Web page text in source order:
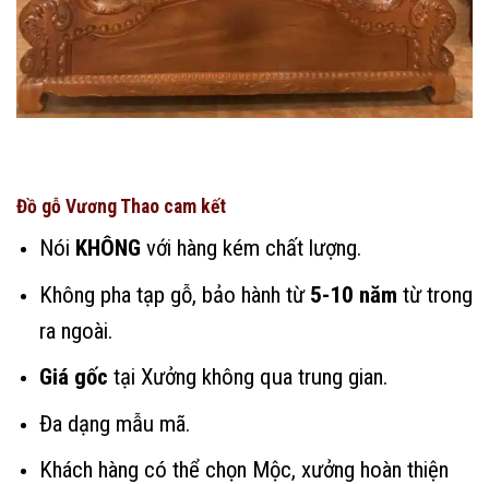
Đồ gỗ Vương Thao cam kết
Nói KHÔNG với hàng kém chất lượng.
Không pha tạp gỗ, bảo hành từ 5-10 năm từ trong
ra ngoài.
Giá gốc tại Xưởng không qua trung gian.
Đa dạng mẫu mã.
Khách hàng có thể chọn Mộc, xưởng hoàn thiện